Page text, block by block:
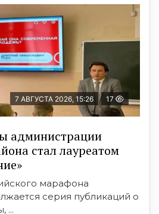
7 АВГУСТА 2026, 15:26 17
администрации
стал лауреатом
марафона
серия публикаций о
...